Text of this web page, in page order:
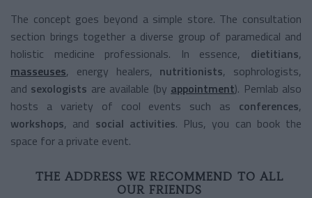
The concept goes beyond a simple store. The consultation
section brings together a diverse group of paramedical and
holistic medicine professionals. In essence, dietitians,
masseuses, energy healers, nutritionists, sophrologists,
and sexologists are available (by appointment). Pemlab also
hosts a variety of cool events such as conferences,
workshops, and social activities. Plus, you can book the
space for a private event.
THE ADDRESS WE RECOMMEND TO ALL
OUR FRIENDS